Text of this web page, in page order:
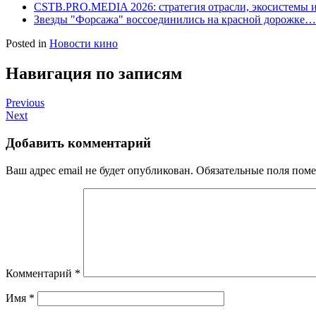
CSTB.PRO.MEDIA 2026: стратегия отрасли, экосистемы
Звезды "Форсажа" воссоединились на красной дорожке…
Posted in Новости кино
Навигация по записям
Previous
Next
Добавить комментарий
Ваш адрес email не будет опубликован. Обязательные поля
Комментарий *
Имя *